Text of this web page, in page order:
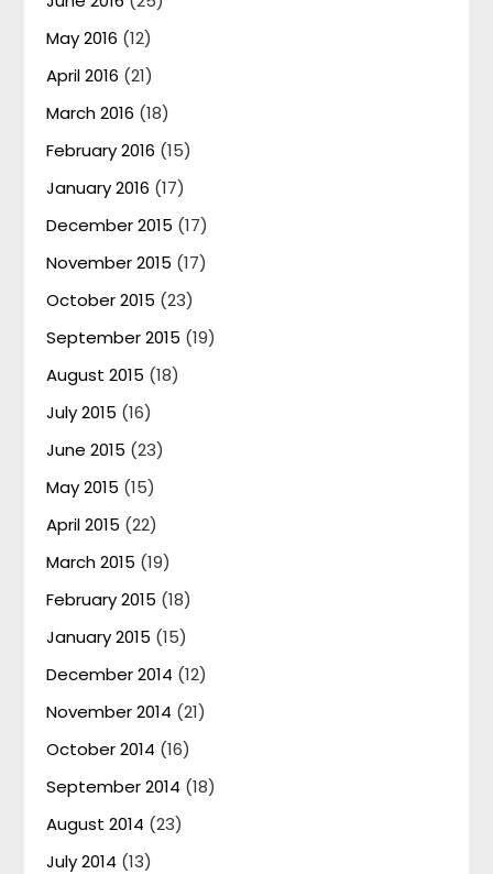
May 2016 (12)
April 2016 (21)
March 2016 (18)
February 2016 (15)
January 2016 (17)
December 2015 (17)
November 2015 (17)
October 2015 (23)
September 2015 (19)
August 2015 (18)
July 2015 (16)
June 2015 (23)
May 2015 (15)
April 2015 (22)
March 2015 (19)
February 2015 (18)
January 2015 (15)
December 2014 (12)
November 2014 (21)
October 2014 (16)
September 2014 (18)
August 2014 (23)
July 2014 (13)